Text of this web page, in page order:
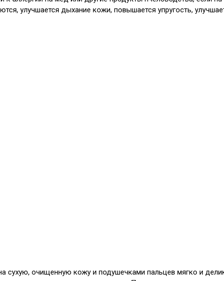
улучшается дыхание кожи, повышается упругость,
сухую, очищенную кожу и подушечками пальцев мягко и